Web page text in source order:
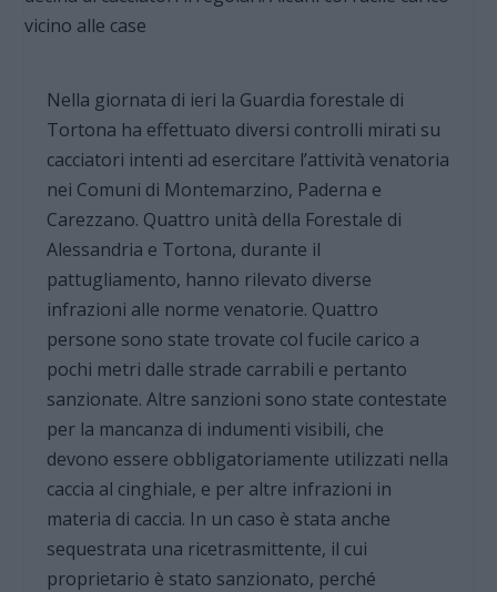
Nella giornata di ieri la Guardia forestale di
Tortona ha effettuato diversi controlli mirati su
cacciatori intenti ad esercitare l’attività venatoria
nei Comuni di Montemarzino, Paderna e
Carezzano. Quattro unità della Forestale di
Alessandria e Tortona, durante il
pattugliamento, hanno rilevato diverse
infrazioni alle norme venatorie. Quattro
persone sono state trovate col fucile carico a
pochi metri dalle strade carrabili e pertanto
sanzionate. Altre sanzioni sono state contestate
per la mancanza di indumenti visibili, che
devono essere obbligatoriamente utilizzati nella
caccia al cinghiale, e per altre infrazioni in
materia di caccia. In un caso è stata anche
sequestrata una ricetrasmittente, il cui
proprietario è stato sanzionato, perché